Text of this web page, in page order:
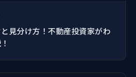
見分け方！不動産投資家がわ